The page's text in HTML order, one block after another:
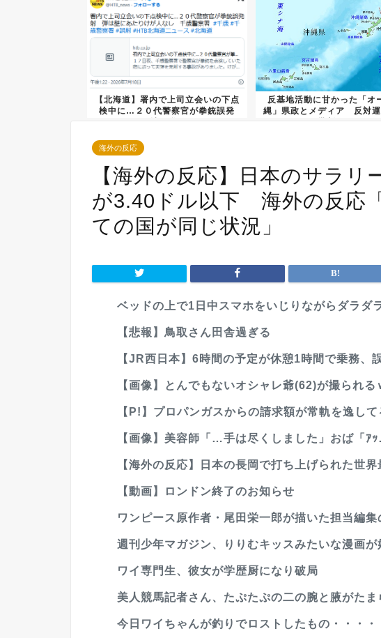
【北海道】署内で上司立会いの下点
検中に…２０代警察官が拳銃誤発
反基地活動に甘かった「オ
縄」県政とメディア 反対
海外の反応
【海外の反応】日本のサラリ
が3.40ドル以下 海外の反応
ての国が同じ状況」
ベッドの上で1日中スマホをいじりながらダラダ
【悲報】鳥取さん田舎過ぎる
【JR西日本】6時間の予定が休憩1時間で乗務
【画像】とんでもないオシャレ爺(62)が撮られ
【P!】プロパンガスからの請求額が常軌を逸し
【画像】美容師「…手は尽くしました」おば「ｱ
【海外の反応】日本の長岡で打ち上げられた世
【動画】ロンドン終了のお知らせ
ワンピース原作者・尾田栄一郎が描いた担当編集
週刊少年マガジン、りりむキッスみたいな漫画が
ワイ専門生、彼女が学歴厨になり破局
美人競馬記者さん、たぷたぷの二の腕と腋がたま
今日ワイちゃんが釣りでロストしたもの・・・